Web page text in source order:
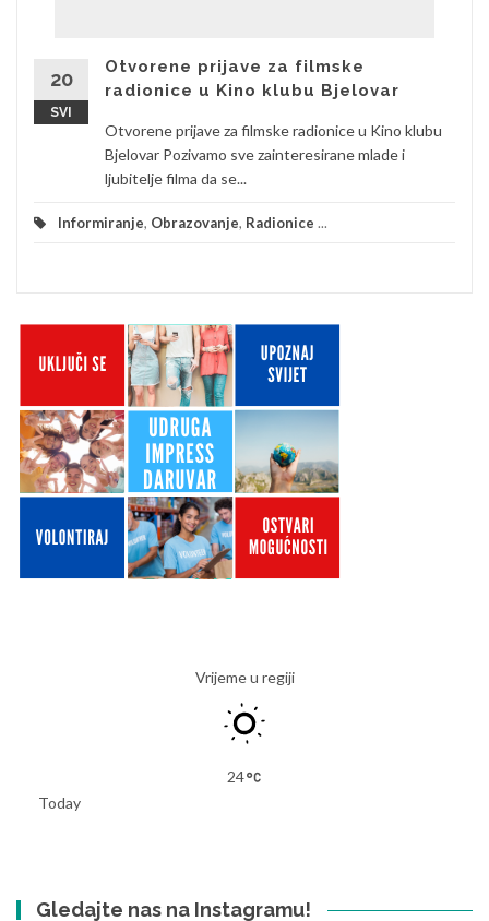
20
SVI
Otvorene prijave za filmske
radionice u Kino klubu Bjelovar
Otvorene prijave za filmske radionice u Kino klubu
Bjelovar Pozivamo sve zainteresirane mlade i
ljubitelje filma da se...
Informiranje, Obrazovanje, Radionice ...
Vrijeme u regiji
24
Today
Gledajte nas na Instagramu!